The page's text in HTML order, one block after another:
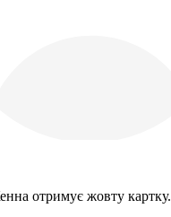
отримує жовту картку.